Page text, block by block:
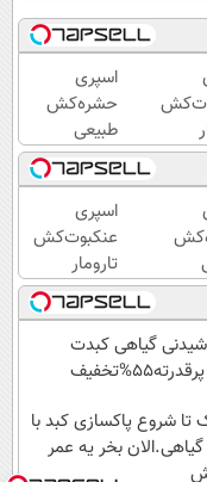
اسپری
حشره‌کش
طبیعی
تارومار
سازگار با
محیط
زیست و با
محافظت
طبیعی
با
با
اسپری
عنکبوت‌‌کش
تارومار
ازبین‌برنده
انواع
عنکبوت
گیاهی کبدت
شروع پاکسازی کبد با
بخر یه عمر